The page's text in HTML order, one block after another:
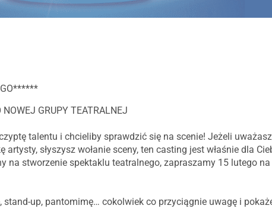
GRUPY TEATRALNEJ
talentu i chcieliby sprawdzić się na scenie! Jeżeli
słyszysz wołanie sceny, ten casting jest właśnie dla
na stworzenie spektaklu teatralnego, zapraszamy 15 lutego na
stand-up, pantomimę… cokolwiek co przyciągnie uwagę i